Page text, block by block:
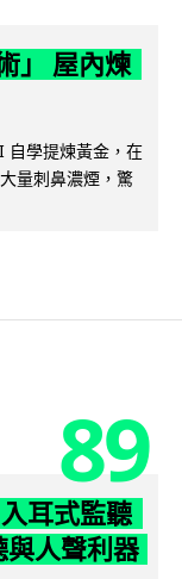
」 屋內煉
自學提煉黃金，在
量刺鼻濃煙，驚
89
耳式監聽
與人聲利器